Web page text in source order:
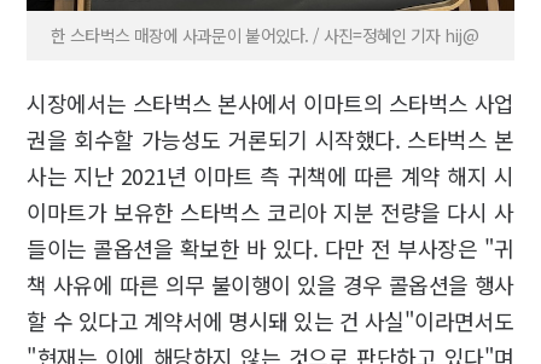
한 스타벅스 매장에 사과문이 붙어있다. / 사진=정혜인 기자 hij@
시장에서는 스타벅스 본사에서 이마트의 스타벅스 사업
권을 회수할 가능성도 거론되기 시작했다. 스타벅스 본
사는 지난 2021년 이마트 측 귀책에 따른 계약 해지 시
이마트가 보유한 스타벅스 코리아 지분 전량을 다시 사
들이는 콜옵션을 확보한 바 있다. 다만 전 부사장은 "귀
책 사유에 따른 의무 불이행이 있을 경우 콜옵션을 행사
할 수 있다고 계약서에 명시돼 있는 건 사실"이라면서도
"현재는 이에 해당하지 않는 것으로 판단하고 있다"며